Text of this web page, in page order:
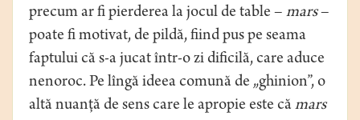
precum ar fi pierderea la jocul de table – mars–
poate fi motivat, de pildă, fiind pus pe seama
faptului că s-a jucat într-o zi dificilă, care aduce
nenoroc. Pe lîngă ideea comună de „ghinion”, o
altă nuanţă de sens care le apropie este că mars